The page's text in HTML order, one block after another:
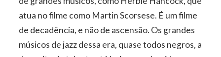
atua no filme como Martin Scorsese. É um filme
de decadência, e não de ascensão. Os grandes
músicos de jazz dessa era, quase todos negros, a